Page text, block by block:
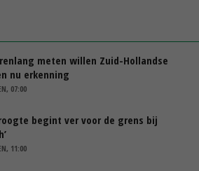
meten willen Zuid-Hollandse
nu erkenning
07:00
begint ver voor de grens bij
11:00